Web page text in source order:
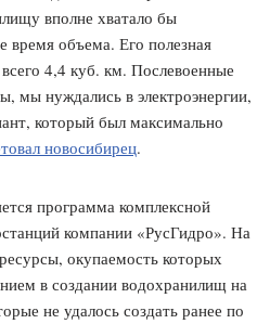
вполне хватало бы
объема. Его полезная
всего 4,4 куб. км. Послевоенные
мы нуждались в электроэнергии,
который был максимально
новосибирец.
программа комплексной
компании «РусГидро». На
окупаемость которых
в создании водохранилищ на
не удалось создать ранее по